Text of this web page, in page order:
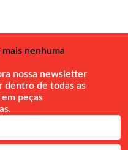
mais nenhuma
nossa newsletter
dentro de todas as
peças